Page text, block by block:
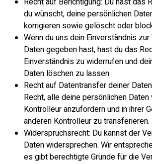
du wünscht, deine persönlichen
korrigieren sowie gelöscht oder
Wenn du uns dein Einverständnis
Daten gegeben hast, hast du das
Einverständnis zu widerrufen und
Daten löschen zu lassen.
Recht auf Datentransfer deiner
Recht, alle deine persönlichen Daten
Kontrolleur anzufordern und in ihrer
anderen Kontrolleur zu transferieren.
Widerspruchsrecht: Du kannst der
Daten widersprechen. Wir
es gibt berechtigte Gründe für die